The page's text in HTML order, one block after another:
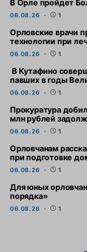
В Орле пройдет
06.08.26 1
Орловские врачи
технологии при
06.08.26 1
В Кутафино
павших в годы
06.08.26 1
Прокуратура
млн рублей
06.08.26 1
Орловчанам
при подготовке
06.08.26 1
Для юных
порядка»
06.08.26 1